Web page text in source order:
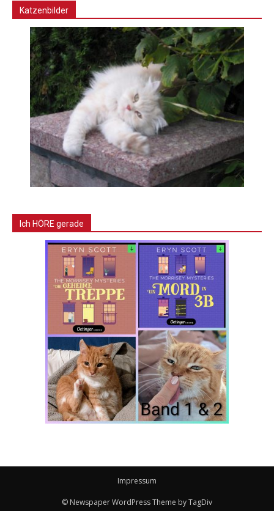
Katzenbilder
Ich HÖRE gerade
Impressum
© Newspaper WordPress Theme by TagDiv